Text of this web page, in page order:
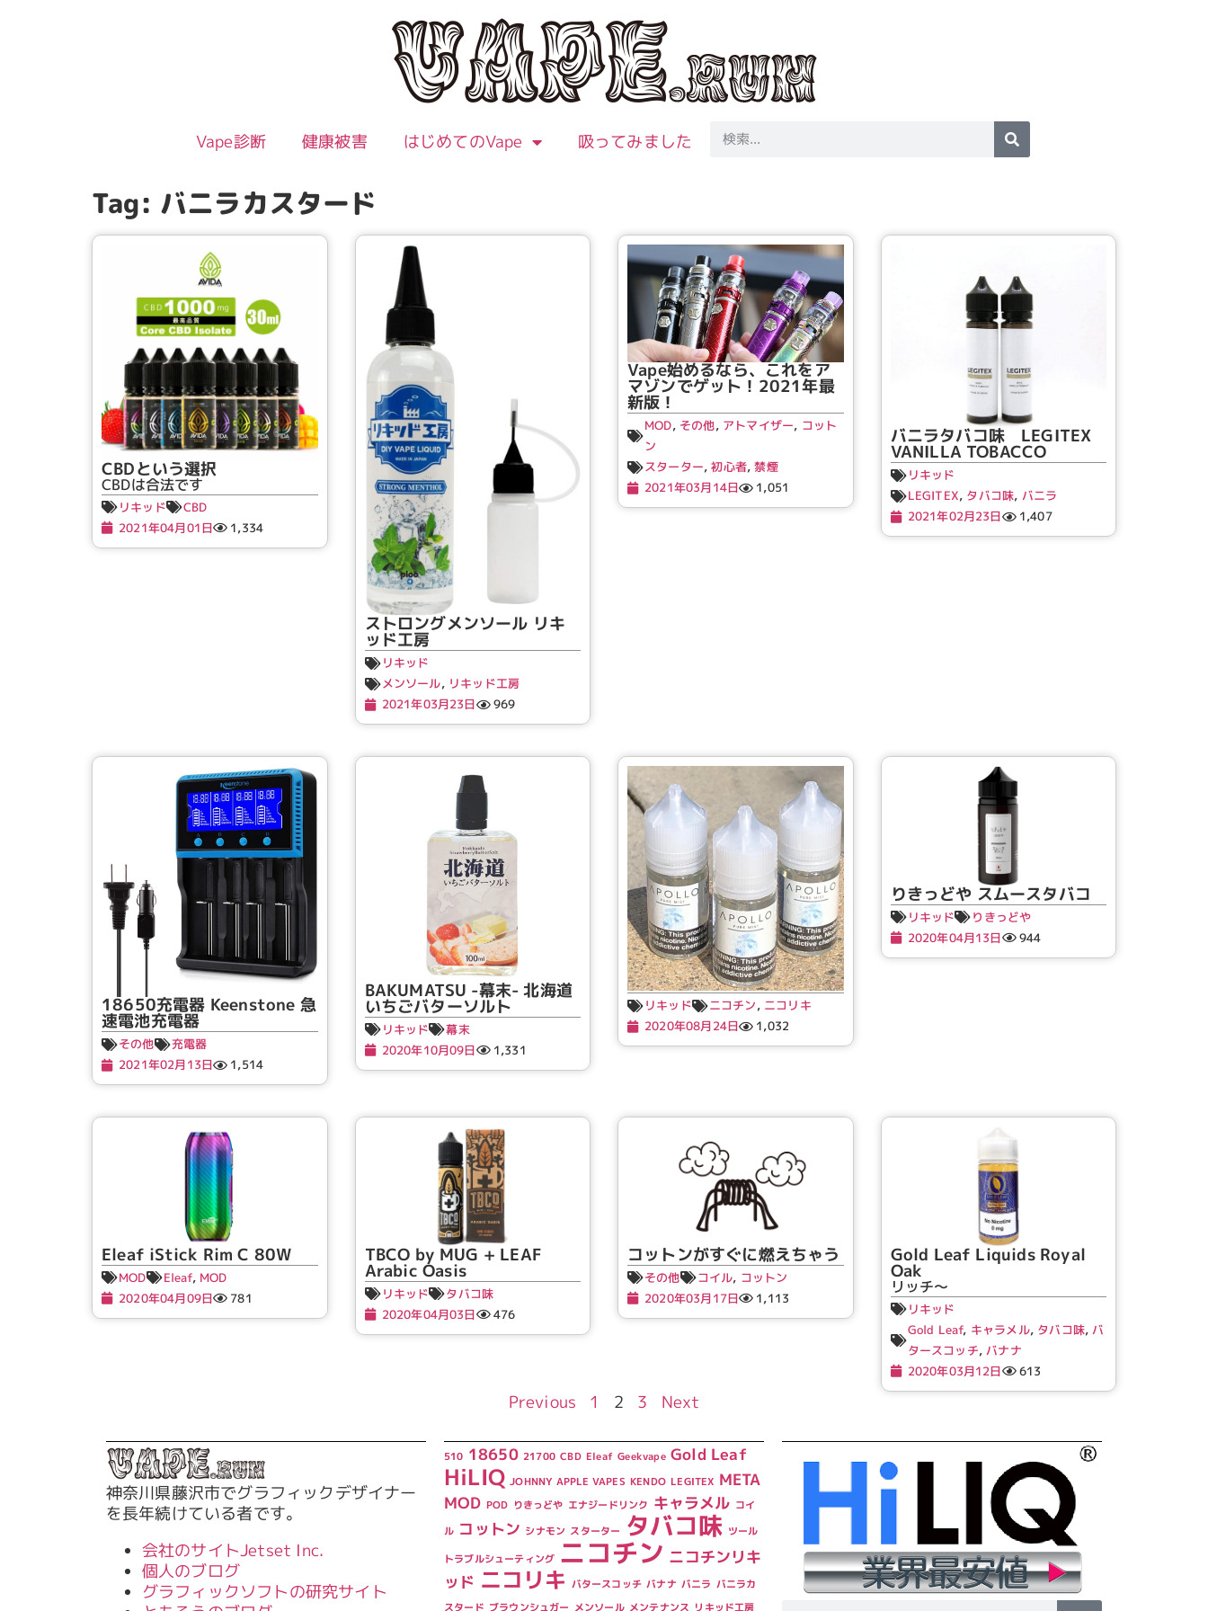
Vape診断 健康被害 はじめてのVape 吸ってみました
Tag: バニラカスタード
CBDという選択
CBDは合法です
リキッド
CBD
2021年04月01日
1,334
ストロングメンソール リキ
ッド工房
リキッド
メンソール, リキッド工房
2021年03月23日
969
Vape始めるなら、これをア
マゾンでゲット！2021年最
新版！
MOD, その他, アトマイザー, コット
ン
スターター,初心者,禁煙
2021年03月14日
1,051
バニラタバコ味 LEGITEX
VANILLA TOBACCO
リキッド
LEGITEX, タバコ味, バニラ
2021年02月23日
1,407
18650充電器 Keenstone 急
速電池充電器
その他
充電器
2021年02月13日
1,514
BAKUMATSU -幕末- 北海道
いちごバターソルト
リキッド
幕末
2020年10月09日
1,331
リキッド ニコチン, ニコリキ
2020年08月24日
1,032
りきっどや スムースタバコ
リキッド
りきっどや
2020年04月13日
944
Eleaf iStick Rim C 80W
MOD Eleaf, MOD
2020年04月09日
781
TBCO by MUG + LEAF
Arabic Oasis
リキッド
タバコ味
2020年04月03日
476
コットンがすぐに燃えちゃう
その他 コイル, コットン
2020年03月17日
1,113
Gold Leaf Liquids Royal
Oak
リッチ～
リキッド
Gold Leaf, キャラメル, タバコ味,バ
タースコッチ,バナナ
2020年03月12日
613
Previous 1 2 3 Next
神奈川県藤沢市でグラフィックデザイナー
を長年続けている者です。
会社のサイトJetset Inc.
個人のブログ
グラフィックソフトの研究サイト
510 18650 21700 CBD Eleaf Geekvape Gold Leaf
HiLIQ JOHNNY APPLE VAPES KENDO LEGITEX META
MOD POD りきっどや エナジードリンク キャラメル コイ
ル コットン シナモン スターター タバコ味 ツール
トラブルシューティング ニコチン ニコチンリキ
ッド ニコリキ バタースコッチ バナナ バニラ バニラカ
スタード ブラウンシュガー メンソール メンテナンス リキッド工房